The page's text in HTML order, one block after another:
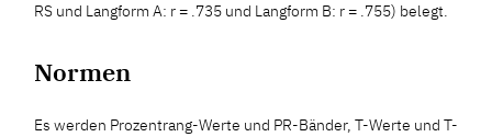
RS und Langform A: r = .735 und Langform B: r = .755) belegt.
Normen
Es werden Prozentrang-Werte und PR-Bänder, T-Werte und T-